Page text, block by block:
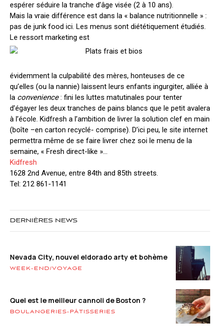
espérer séduire la tranche d’âge visée (2 à 10 ans).
Mais la vraie différence est dans la « balance nutritionnelle » :
pas de junk food ici. Les menus sont diététiquement étudiés.
Le ressort marketing est
évidemment la culpabilité des mères, honteuses de ce
qu’elles (ou la nannie) laissent leurs enfants ingurgiter, alliée à
la convenience: fini les luttes matutinales pour tenter
d’égayer les deux tranches de pains blancs que le petit avalera
à l’école. Kidfresh a l’ambition de livrer la solution clef en main
(boîte –en carton recyclé- comprise). D’ici peu, le site internet
permettra même de se faire livrer chez soi le menu de la
semaine, « Fresh direct-like »…
Kidfresh
1628 2nd Avenue, entre 84th and 85th streets.
Tel: 212 861-1141
DERNIÈRES NEWS
Nevada City, nouvel eldorado arty et bohème
WEEK-END/VOYAGE
Quel est le meilleur cannoli de Boston ?
BOULANGERIES-PÂTISSERIES